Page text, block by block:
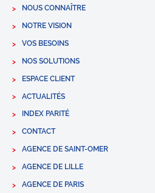
NOUS CONNAÎTRE
NOTRE VISION
VOS BESOINS
NOS SOLUTIONS
ESPACE CLIENT
ACTUALITÉS
INDEX PARITÉ
CONTACT
AGENCE DE SAINT-OMER
AGENCE DE LILLE
AGENCE DE PARIS